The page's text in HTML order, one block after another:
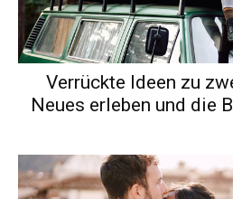
Verrückte Ideen zu
Neues erleben und die